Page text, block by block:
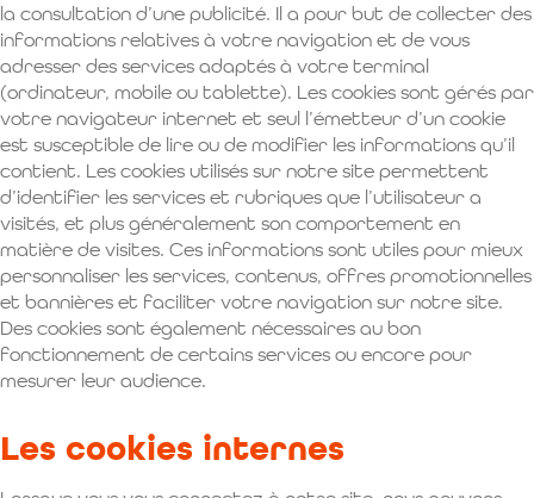
la consultation d’une publicité. Il a pour but de collecter des
informations relatives à votre navigation et de vous
adresser des services adaptés à votre terminal
(ordinateur, mobile ou tablette). Les cookies sont gérés par
votre navigateur internet et seul l’émetteur d’un cookie
est susceptible de lire ou de modifier les informations qu’il
contient. Les cookies utilisés sur notre site permettent
d’identifier les services et rubriques que l’utilisateur a
visités, et plus généralement son comportement en
matière de visites. Ces informations sont utiles pour mieux
personnaliser les services, contenus, offres promotionnelles
et bannières et faciliter votre navigation sur notre site.
Des cookies sont également nécessaires au bon
fonctionnement de certains services ou encore pour
mesurer leur audience.
Les cookies internes